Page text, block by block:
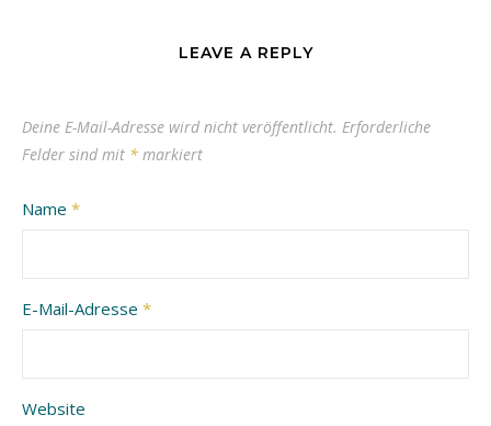
LEAVE A REPLY
Deine E-Mail-Adresse wird nicht veröffentlicht. Erforderliche
Felder sind mit * markiert
Name *
E-Mail-Adresse *
Website